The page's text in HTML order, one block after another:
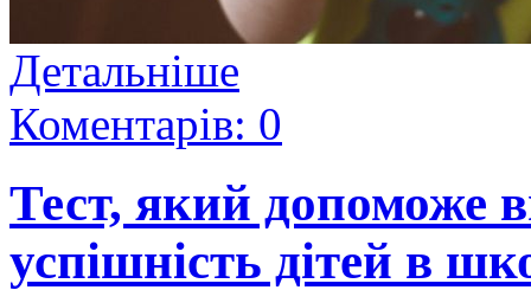
Детальніше
Коментарів: 0
Тест, який допоможе
успішність дітей в